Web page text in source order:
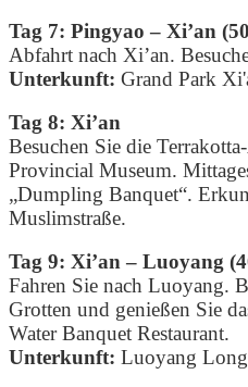
Tag 7: Pingyao – Xi’an
Abfahrt nach Xi’an.
Unterkunft: Grand Park
Tag 8: Xi’an
Besuchen Sie die
Provincial Museum.
„Dumpling Banquet“.
Muslimstraße.
Tag 9: Xi’an – Luoyang
Fahren Sie nach Luoyang.
Grotten und genießen Sie
Water Banquet Restaurant.
Unterkunft: Luoyang